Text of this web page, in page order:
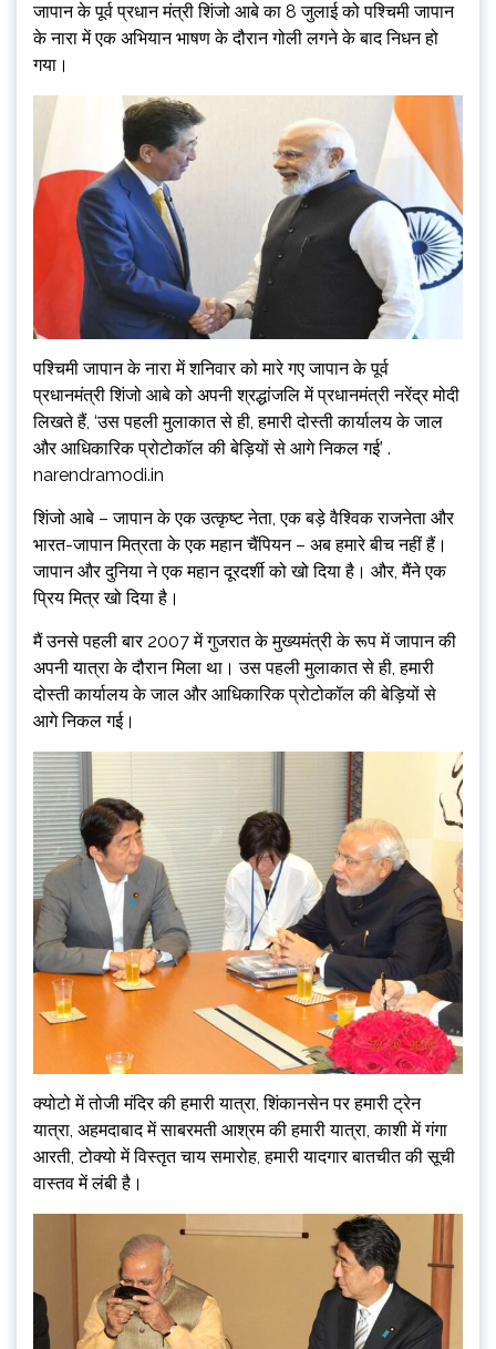
जापान के पूर्व प्रधान मंत्री शिंजो आबे का 8 जुलाई को पश्चिमी जापान
के नारा में एक अभियान भाषण के दौरान गोली लगने के बाद निधन हो
गया।
पश्चिमी जापान के नारा में शनिवार को मारे गए जापान के पूर्व
प्रधानमंत्री शिंजो आबे को अपनी श्रद्धांजलि में प्रधानमंत्री नरेंद्र मोदी
लिखते हैं, ‘उस पहली मुलाकात से ही, हमारी दोस्ती कार्यालय के जाल
और आधिकारिक प्रोटोकॉल की बेड़ियों से आगे निकल गई’ .
narendramodi.in
शिंजो आबे – जापान के एक उत्कृष्ट नेता, एक बड़े वैश्विक राजनेता और
भारत-जापान मित्रता के एक महान चैंपियन – अब हमारे बीच नहीं हैं।
जापान और दुनिया ने एक महान दूरदर्शी को खो दिया है। और, मैंने एक
प्रिय मित्र खो दिया है।
मैं उनसे पहली बार 2007 में गुजरात के मुख्यमंत्री के रूप में जापान की
अपनी यात्रा के दौरान मिला था। उस पहली मुलाकात से ही, हमारी
दोस्ती कार्यालय के जाल और आधिकारिक प्रोटोकॉल की बेड़ियों से
आगे निकल गई।
क्योटो में तोजी मंदिर की हमारी यात्रा, शिंकानसेन पर हमारी ट्रेन
यात्रा, अहमदाबाद में साबरमती आश्रम की हमारी यात्रा, काशी में गंगा
आरती, टोक्यो में विस्तृत चाय समारोह, हमारी यादगार बातचीत की सूची
वास्तव में लंबी है।